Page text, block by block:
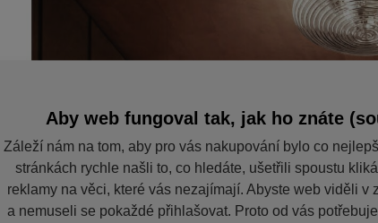
Aby web fungoval tak, jak ho znáte
Záleží nám na tom, aby pro vás nakupování bylo co
stránkách rychle našli to, co hledáte, ušetřili spoustu
reklamy na věci, které vás nezajímají. Abyste web viděli v
a nemuseli se pokaždé přihlašovat. Proto od vás